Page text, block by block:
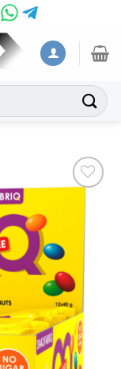
Добавить
Вишлист